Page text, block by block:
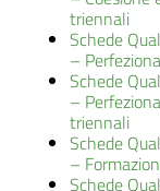
triennali
Schede
–
Schede
–
triennali
Schede
–
Schede